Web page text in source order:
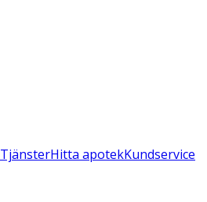
TjänsterHitta apotekKundservice